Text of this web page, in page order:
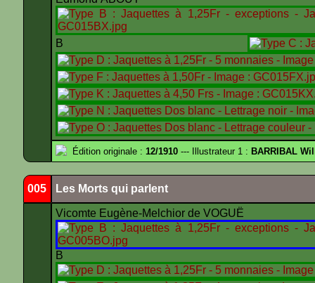
B
Édition originale : 12/1910 --- Illustrateur 1 : BARRIBAL
005 Les Morts qui parlent
Vicomte Eugène-Melchior de VOGUË
B